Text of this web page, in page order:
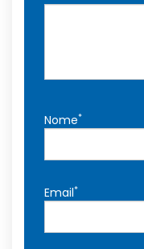
Nome*
Email*